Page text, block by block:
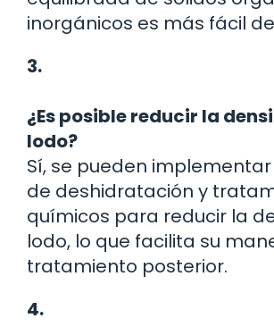
inorgánicos es más fácil
3.
¿Es posible reducir la
lodo?
Sí, se pueden
de deshidratación y
químicos para reducir la
lodo, lo que facilita su
tratamiento posterior.
4.